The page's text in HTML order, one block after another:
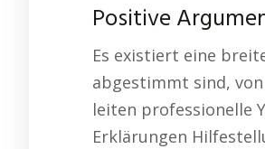
Positive
Es existiert eine
abgestimmt sind, von
leiten professionelle
Erklärungen